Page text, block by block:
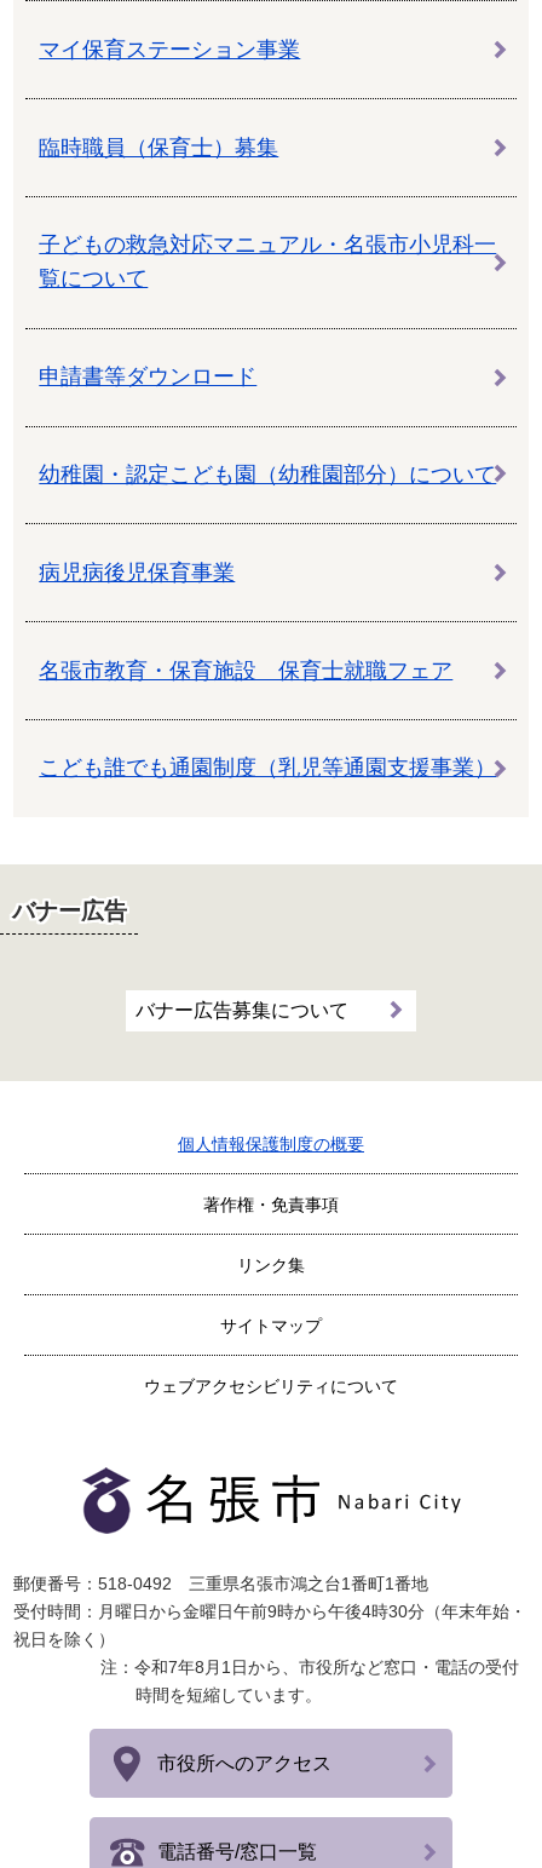
マイ保育ステーション事業
臨時職員（保育士）募集
子どもの救急対応マニュアル・名張市小児科一
覧について
申請書等ダウンロード
幼稚園・認定こども園（幼稚園部分）について
病児病後児保育事業
名張市教育・保育施設 保育士就職フェア
こども誰でも通園制度（乳児等通園支援事業）
バナー広告
バナー広告募集について
個人情報保護制度の概要
著作権・免責事項
リンク集
サイトマップ
ウェブアクセシビリティについて
郵便番号：518-0492 三重県名張市鴻之台1番町1番地
受付時間：月曜日から金曜日午前9時から午後4時30分（年末年始・
祝日を除く）
注：令和7年8月1日から、市役所など窓口・電話の受付
時間を短縮しています。
市役所へのアクセス
電話番号/窓口一覧